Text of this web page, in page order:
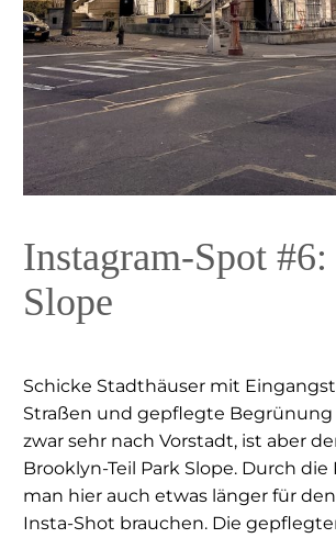
Instagram-Spot #6:
Slope
Schicke Stadthäuser mit
Straßen und gepflegte Begrünung
zwar sehr nach Vorstadt, ist aber
Brooklyn-Teil Park Slope. Durch
man hier auch etwas länger für
Insta-Shot brauchen. Die